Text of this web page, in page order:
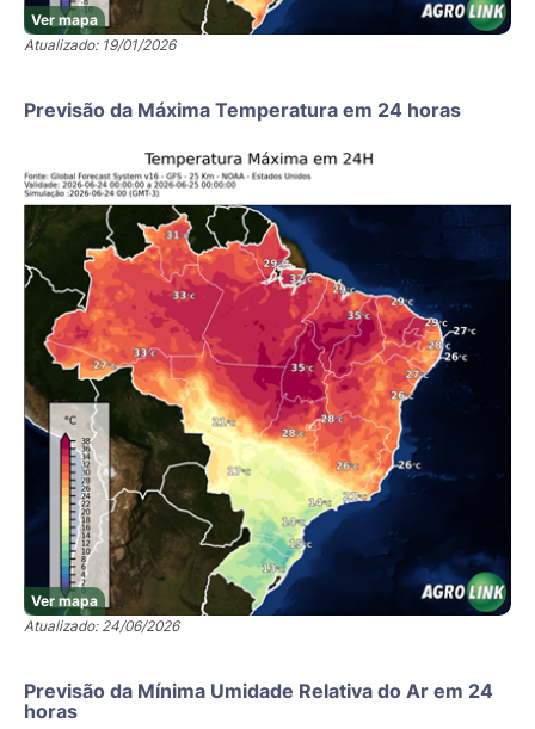
Ver mapa
Atualizado: 19/01/2026
Previsão da Máxima Temperatura em 24 horas
Ver mapa
Atualizado: 24/06/2026
Previsão da Mínima Umidade Relativa do Ar em 24
horas